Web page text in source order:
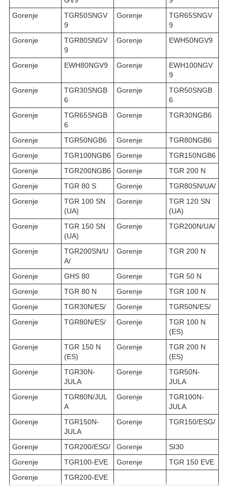
Gorenje
TGR50SNGV
9
Gorenje
TGR65SNGV
9
Gorenje
TGR80SNGV
9
Gorenje EWH50NGV9
Gorenje EWH80NGV9 Gorenje
EWH100NGV
9
Gorenje
TGR30SNGB
6
Gorenje
TGR50SNGB
6
Gorenje
TGR65SNGB
6
Gorenje TGR30NGB6
Gorenje TGR50NGB6 Gorenje
TGR80NGB6
Gorenje
TGR100NGB6 Gorenje
TGR150NGB6
Gorenje
TGR200NGB6 Gorenje
TGR 200 N
Gorenje
TGR 80 S Gorenje
TGR80SN/UA/
Gorenje
TGR 100 SN
(UA)
Gorenje
TGR 120 SN
(UA)
Gorenje
TGR 150 SN
(UA)
Gorenje TGR200N/UA/
Gorenje
TGR200SN/U
A/
Gorenje TGR 200 N
Gorenje GHS 80 Gorenje
TGR 50 N
Gorenje
TGR 80 N Gorenje
TGR 100 N
Gorenje
TGR30N/ES/ Gorenje
TGR50N/ES/
Gorenje
TGR80N/ES/ Gorenje
TGR 100 N
(ES)
Gorenje
TGR 150 N
(ES)
Gorenje
TGR 200 N
(ES)
Gorenje
TGR30N-
JULA
Gorenje
TGR50N-
JULA
Gorenje
TGR80N/JUL
A
Gorenje
TGR100N-
JULA
Gorenje
TGR150N-
JULA
Gorenje TGR150/ESG/
Gorenje TGR200/ESG/ Gorenje
SI30
Gorenje
TGR100-EVE Gorenje
TGR 150 EVE
Gorenje
TGR200-EVE